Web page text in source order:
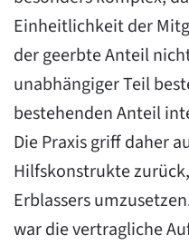
Einheitlichkeit der
der geerbte Anteil
unabhängiger Teil
bestehenden Anteil
Die Praxis griff daher
Hilfskonstrukte
Erblassers
war die vertragliche